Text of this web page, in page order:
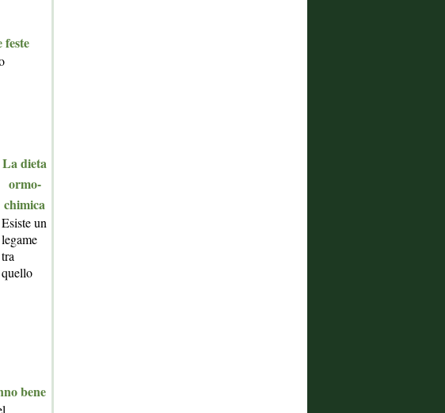
La dieta
ormo-
chimica
Esiste un
legame
tra
quello
bene